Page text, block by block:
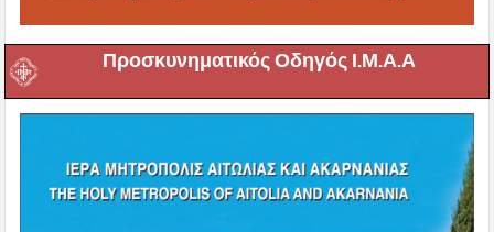
Προσκυνηματικός Οδηγός Ι.Μ.Α.Α